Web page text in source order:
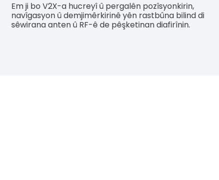
Em ji bo V2X-a hucreyî û pergalên pozîsyonkirin,
navîgasyon û demjimêrkirinê yên rastbûna bilind di
sêwirana anten û RF-ê de pêşketinan diafirînin.